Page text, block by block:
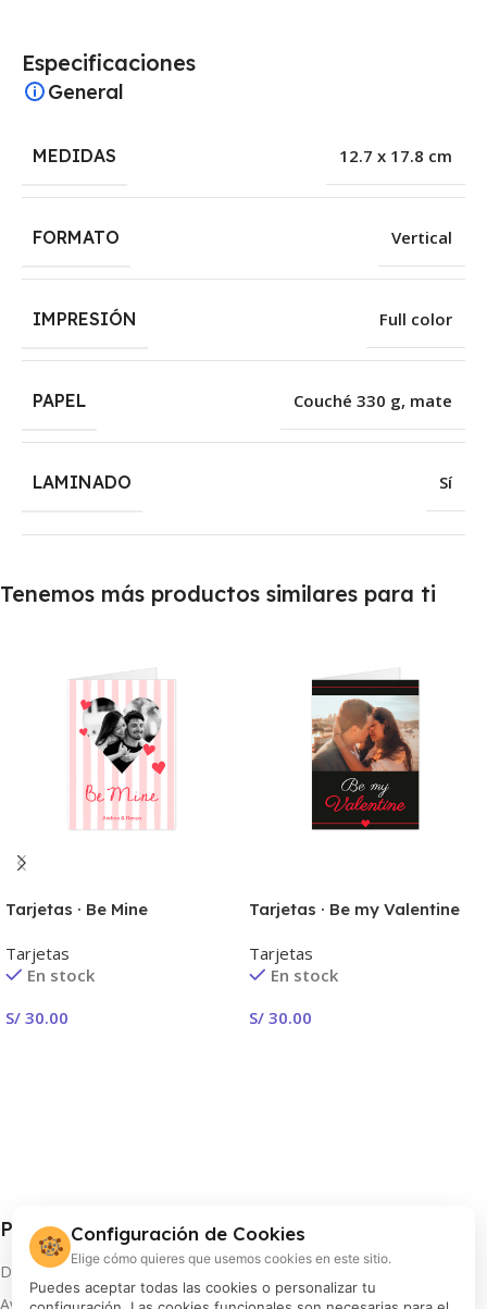
Especificaciones
General
MEDIDAS 12.7 x 17.8 cm
FORMATO Vertical
IMPRESIÓN Full color
PAPEL Couché 330 g, mate
LAMINADO Sí
Tenemos más productos similares para ti
Tarjetas · Be Mine
Tarjetas
En stock
S/ 30.00
Tarjetas · Be my Valentine
Tarjetas
En stock
S/ 30.00
Procolor S.A.
Distribuidor oficial de FUJIFILM en Perú
Av. Arequipa 810, Lima
🍪 Configuración de Cookies
Elige cómo quieres que usemos cookies en este sitio.
Puedes aceptar todas las cookies o personalizar tu